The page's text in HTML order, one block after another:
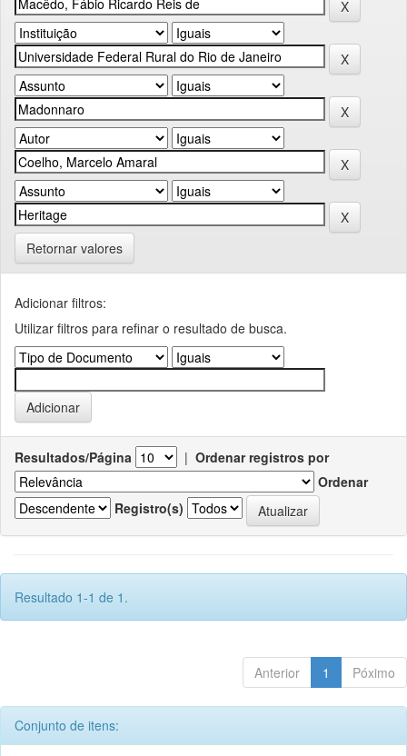
Retornar valores
Adicionar filtros:
Utilizar filtros para refinar o resultado de busca.
Resultados/Página | Ordenar registros por
Ordenar
Registro(s)
Resultado 1-1 de 1.
Anterior 1 Póximo
Conjunto de itens: